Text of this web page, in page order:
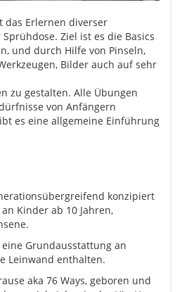
das Erlernen diverser
Ziel ist es die Basics
und durch Hilfe von Pinseln,
Bilder auch auf sehr
zu gestalten. Alle Übungen
von Anfängern
es eine allgemeine Einführung
konzipiert
Kinder ab 10 Jahren,
Grundausstattung an
Leinwand enthalten.
aka 76 Ways, geboren und